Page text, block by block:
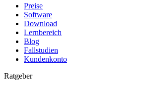
Preise
Software
Download
Lernbereich
Blog
Fallstudien
Kundenkonto
Ratgeber